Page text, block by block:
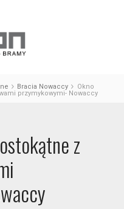
Bracia Nowaccy
Okno
przymykowymi- Nowaccy
z